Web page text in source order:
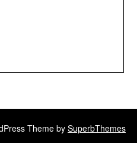
Theme bySuperbThemes